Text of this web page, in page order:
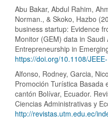
del
artículo
Abu Bakar, Abdul Rahim,
Norman., & Skoko, Hazbo
business startup: Evidence
Monitor (GEM) data in
Entrepreneurship in
https://doi.org/10.1108/
Alfonso, Rodney, Garcia,
Promoción Turística Basada
cantón Bolívar, Ecuador.
Ciencias Administrativas y
http://revistas.utm.edu.ec/